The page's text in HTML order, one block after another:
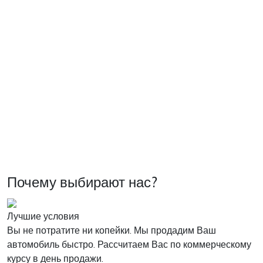
Почему выбирают нас?
Лучшие условия
Вы не потратите ни копейки. Мы продадим Ваш
автомобиль быстро. Рассчитаем Вас по коммерческому
курсу в день продажи.